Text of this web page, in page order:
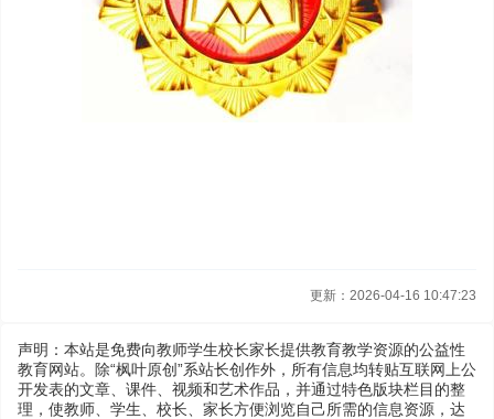
更新：2026-04-16 10:47:23
声明：本站是免费向教师学生校长家长提供教育教学资源的公益性
教育网站。除“枫叶原创”系站长创作外，所有信息均转贴互联网上公
开发表的文章、课件、视频和艺术作品，并通过特色版块栏目的整
理，使教师、学生、校长、家长方便浏览自己所需的信息资源，达